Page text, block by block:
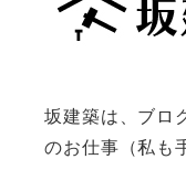
坂建築は、ブロ
のお仕事（私も